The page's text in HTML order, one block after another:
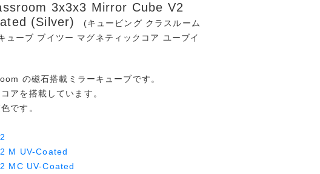
3x3x3 Mirror Cube V2
(Silver)
(キュービング クラスルーム
ューブ ブイツー マグネティックコア ユーブイ
の磁石搭載ミラーキューブです。
アを搭載しています。
です。
M UV-Coated
MC UV-Coated